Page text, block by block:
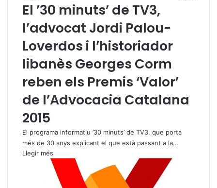
El ’30 minuts’ de TV3,
l’advocat Jordi Palou-
Loverdos i l’historiador
libanès Georges Corm
reben els Premis ‘Valor’
de l’Advocacia Catalana
2015
El programa informatiu ’30 minuts’ de TV3, que porta
més de 30 anys explicant el que està passant a la…
Llegir més